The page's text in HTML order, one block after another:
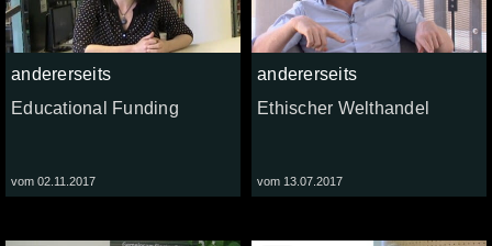
andererseits
Educational Funding
vom 02.11.2017
andererseits
Ethischer Welthandel
vom 13.07.2017